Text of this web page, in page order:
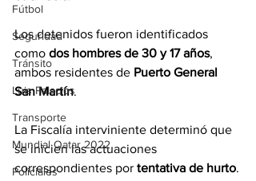
Fútbol
Seguridad
Tránsito
Luis Palacios
Transporte
Mundial Qatar 2022
Policiales
Los detenidos fueron identificados
como dos hombres de 30 y 17 años,
ambos residentes de Puerto General
San Martín.
La Fiscalía interviniente determinó que
se inicien las actuaciones
correspondientes por tentativa de hurto.